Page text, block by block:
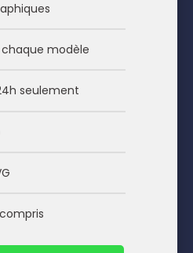
modèle
seulement